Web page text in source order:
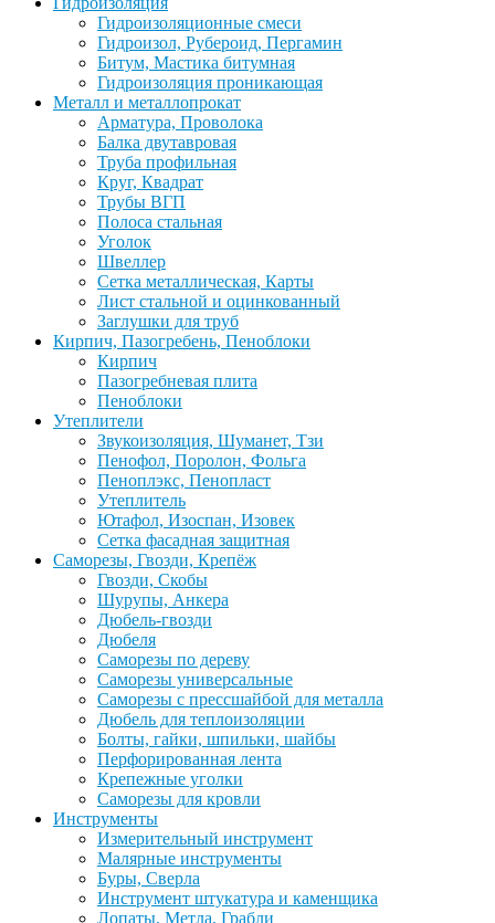
Гидроизоляционные смеси
Гидроизол, Рубероид, Пергамин
Битум, Мастика битумная
Гидроизоляция проникающая
Металл и металлопрокат
Арматура, Проволока
Балка двутавровая
Труба профильная
Круг, Квадрат
Трубы ВГП
Полоса стальная
Уголок
Швеллер
Сетка металлическая, Карты
Лист стальной и оцинкованный
Заглушки для труб
Кирпич, Пазогребень, Пеноблоки
Кирпич
Пазогребневая плита
Пеноблоки
Утеплители
Звукоизоляция, Шуманет, Тзи
Пенофол, Поролон, Фольга
Пеноплэкс, Пенопласт
Утеплитель
Ютафол, Изоспан, Изовек
Сетка фасадная защитная
Саморезы, Гвозди, Крепёж
Гвозди, Скобы
Шурупы, Анкера
Дюбель-гвозди
Дюбеля
Саморезы по дереву
Саморезы универсальные
Саморезы с прессшайбой для металла
Дюбель для теплоизоляции
Болты, гайки, шпильки, шайбы
Перфорированная лента
Крепежные уголки
Саморезы для кровли
Инструменты
Измерительный инструмент
Малярные инструменты
Буры, Сверла
Инструмент штукатура и каменщика
Лопаты, Метла, Грабли